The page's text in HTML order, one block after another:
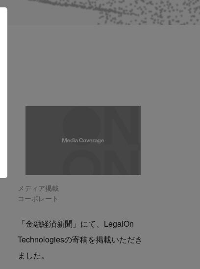
メディア掲載
コーポレート
「金融経済新聞」にて、LegalOn
Technologiesの寄稿を掲載いただき
ました。